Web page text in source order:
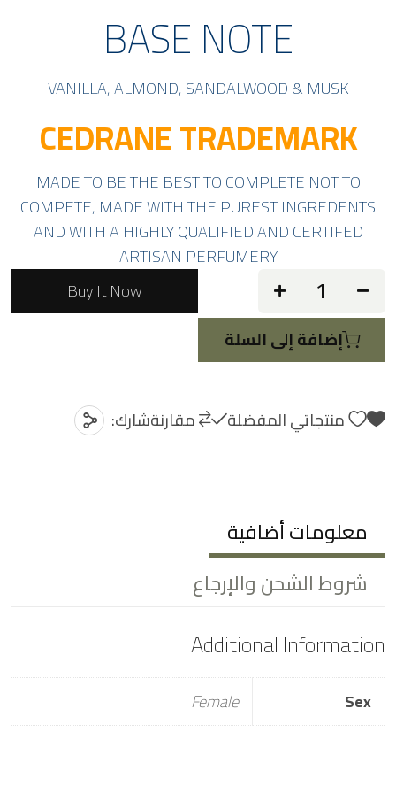
BASE NOTE
VANILLA, ALMOND, SANDALWOOD & MUSK
CEDRANE TRADEMARK
MADE TO BE THE BEST TO COMPLETE NOT TO
COMPETE, MADE WITH THE PUREST INGREDENTS
AND WITH A HIGHLY QUALIFIED AND CERTIFED
ARTISAN PERFUMERY
إضافة إلى السلة
Buy It Now
منتجاتي المفضلة مقارنةشارك:
معلومات أضافية
شروط الشحن والإرجاع
Additional Information
Sex
Female